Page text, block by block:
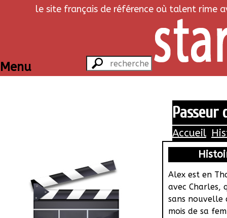
le site français de référence où talent rime
Menu
Passeur
Accueil
Alex est en
avec Charles,
sans nouvelle
mois de sa